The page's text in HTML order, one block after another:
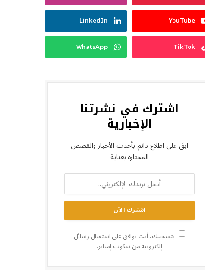
YouTube
LinkedIn
TikTok
WhatsApp
اشترك في نشرتنا
الإخبارية
ابقَ على اطلاع دائم بأحدث الأخبار والقصص
المختارة بعناية
بتسجيلك، أنت توافق على استقبال رسائل
إلكترونية من سكوب إمباير.